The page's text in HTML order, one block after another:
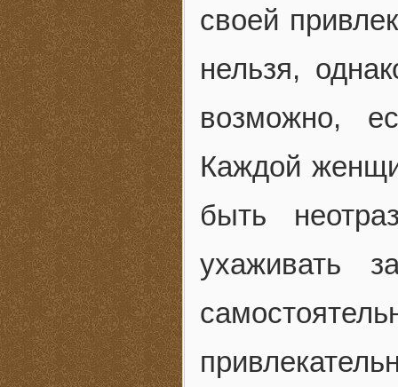
своей
нельзя,
возможно,
Каждой
быть
ухаживать